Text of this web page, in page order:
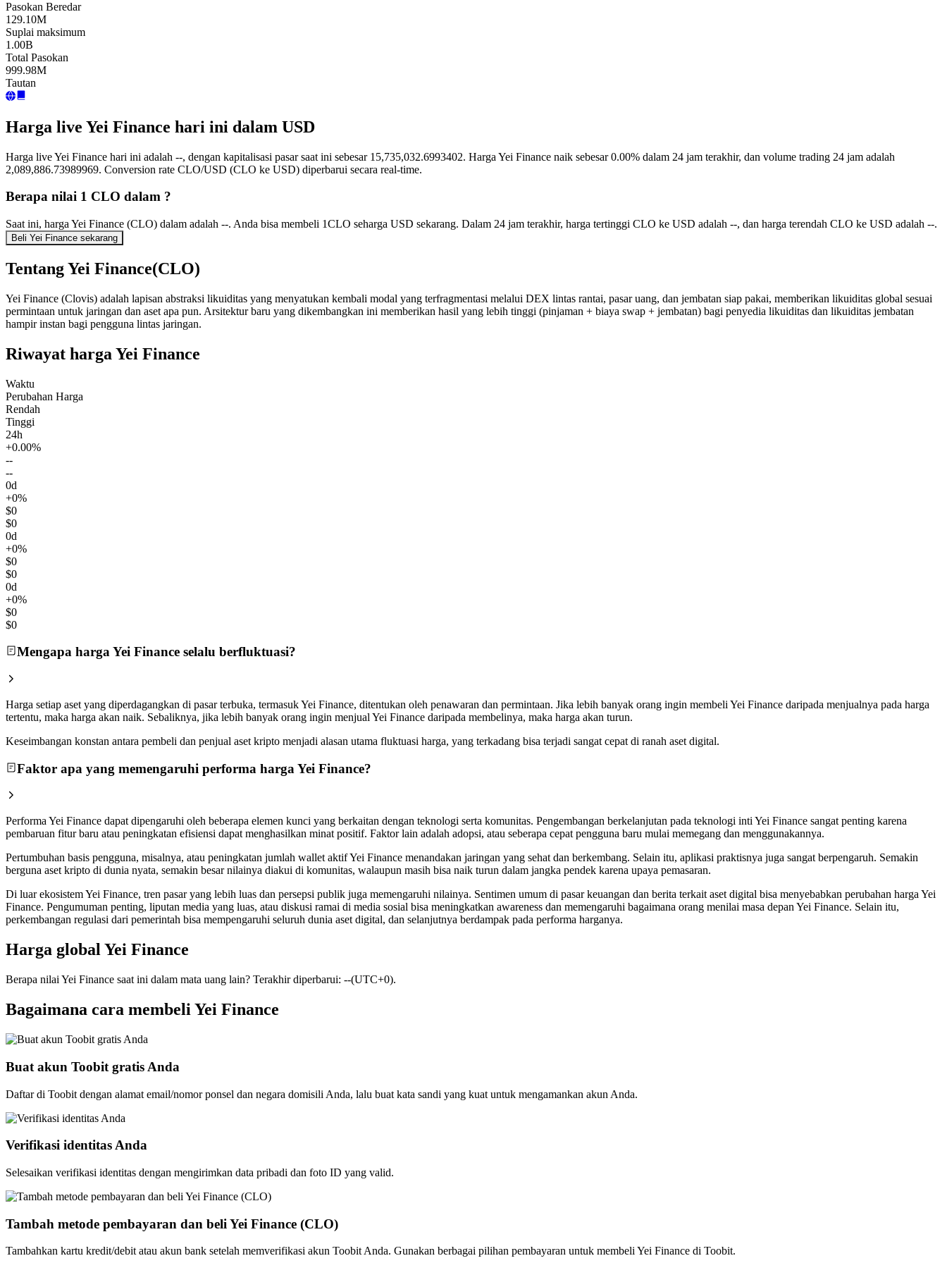
Pasokan Beredar
129.10M
Suplai maksimum
1.00B
Total Pasokan
999.98M
Tautan
Harga live Yei Finance hari ini dalam USD
Harga live Yei Finance hari ini adalah --, dengan kapitalisasi pasar saat ini sebesar 15,735,032.6993402. Harga Yei Finance naik sebesar 0.00% dalam 24 jam terakhir, dan volume trading 24 jam adalah
2,089,886.73989969. Conversion rate CLO/USD (CLO ke USD) diperbarui secara real-time.
Berapa nilai 1 CLO dalam ?
Saat ini, harga Yei Finance (CLO) dalam adalah --. Anda bisa membeli 1CLO seharga USD sekarang. Dalam 24 jam terakhir, harga tertinggi CLO ke USD adalah --, dan harga terendah CLO ke USD adalah --.
Beli Yei Finance sekarang
Tentang Yei Finance(CLO)
Yei Finance (Clovis) adalah lapisan abstraksi likuiditas yang menyatukan kembali modal yang terfragmentasi melalui DEX lintas rantai, pasar uang, dan jembatan siap pakai, memberikan likuiditas global sesuai
permintaan untuk jaringan dan aset apa pun. Arsitektur baru yang dikembangkan ini memberikan hasil yang lebih tinggi (pinjaman + biaya swap + jembatan) bagi penyedia likuiditas dan likuiditas jembatan
hampir instan bagi pengguna lintas jaringan.
Riwayat harga Yei Finance
Waktu
Perubahan Harga
Rendah
Tinggi
24h
+0.00%
--
--
0d
+0%
$0
$0
0d
+0%
$0
$0
0d
+0%
$0
$0
Mengapa harga Yei Finance selalu berfluktuasi?
Harga setiap aset yang diperdagangkan di pasar terbuka, termasuk Yei Finance, ditentukan oleh penawaran dan permintaan. Jika lebih banyak orang ingin membeli Yei Finance daripada menjualnya pada harga
tertentu, maka harga akan naik. Sebaliknya, jika lebih banyak orang ingin menjual Yei Finance daripada membelinya, maka harga akan turun.
Keseimbangan konstan antara pembeli dan penjual aset kripto menjadi alasan utama fluktuasi harga, yang terkadang bisa terjadi sangat cepat di ranah aset digital.
Faktor apa yang memengaruhi performa harga Yei Finance?
Performa Yei Finance dapat dipengaruhi oleh beberapa elemen kunci yang berkaitan dengan teknologi serta komunitas. Pengembangan berkelanjutan pada teknologi inti Yei Finance sangat penting karena
pembaruan fitur baru atau peningkatan efisiensi dapat menghasilkan minat positif. Faktor lain adalah adopsi, atau seberapa cepat pengguna baru mulai memegang dan menggunakannya.
Pertumbuhan basis pengguna, misalnya, atau peningkatan jumlah wallet aktif Yei Finance menandakan jaringan yang sehat dan berkembang. Selain itu, aplikasi praktisnya juga sangat berpengaruh. Semakin
berguna aset kripto di dunia nyata, semakin besar nilainya diakui di komunitas, walaupun masih bisa naik turun dalam jangka pendek karena upaya pemasaran.
Di luar ekosistem Yei Finance, tren pasar yang lebih luas dan persepsi publik juga memengaruhi nilainya. Sentimen umum di pasar keuangan dan berita terkait aset digital bisa menyebabkan perubahan harga Yei
Finance. Pengumuman penting, liputan media yang luas, atau diskusi ramai di media sosial bisa meningkatkan awareness dan memengaruhi bagaimana orang menilai masa depan Yei Finance. Selain itu,
perkembangan regulasi dari pemerintah bisa mempengaruhi seluruh dunia aset digital, dan selanjutnya berdampak pada performa harganya.
Harga global Yei Finance
Berapa nilai Yei Finance saat ini dalam mata uang lain? Terakhir diperbarui: --(UTC+0).
Bagaimana cara membeli Yei Finance
Buat akun Toobit gratis Anda
Daftar di Toobit dengan alamat email/nomor ponsel dan negara domisili Anda, lalu buat kata sandi yang kuat untuk mengamankan akun Anda.
Verifikasi identitas Anda
Selesaikan verifikasi identitas dengan mengirimkan data pribadi dan foto ID yang valid.
Tambah metode pembayaran dan beli Yei Finance (CLO)
Tambahkan kartu kredit/debit atau akun bank setelah memverifikasi akun Toobit Anda. Gunakan berbagai pilihan pembayaran untuk membeli Yei Finance di Toobit.